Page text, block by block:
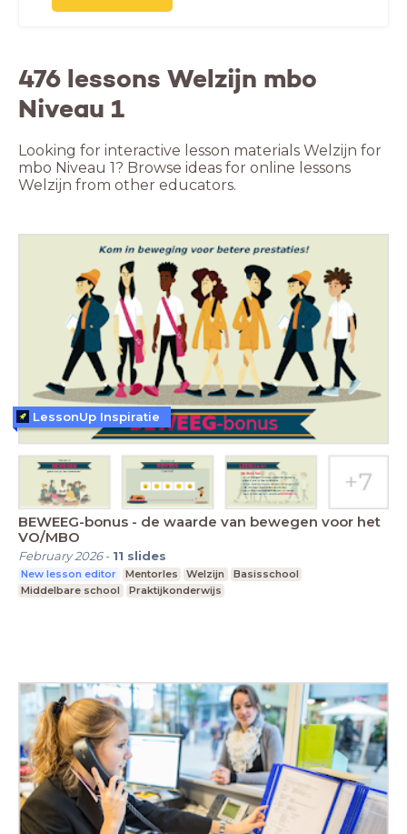
476 lessons Welzijn mbo
Niveau 1
Looking for interactive lesson materials Welzijn for
mbo Niveau 1? Browse ideas for online lessons
Welzijn from other educators.
BEWEEG-bonus - de waarde van bewegen voor het
VO/MBO
February 2026- 11 slides
New lesson editor Mentorles Welzijn
Basisschool
Middelbare school
Praktijkonderwijs
LessonUp Inspiratie